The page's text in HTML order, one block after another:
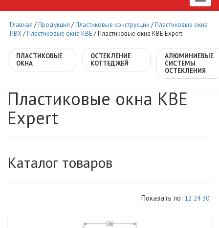
Главная /Продукция /Пластиковые конструкции /Пластиковые окна
ПВХ/Пластиковые окна KBE /Пластиковые окна КВЕ Expert
ПЛАСТИКОВЫЕ
ОКНА
ОСТЕКЛЕНИЕ
КОТТЕДЖЕЙ
АЛЮМИНИЕВЫЕ
СИСТЕМЫ
ОСТЕКЛЕНИЯ
Пластиковые окна КВЕ
Expert
Каталог товаров
Показать по: 12 24 30